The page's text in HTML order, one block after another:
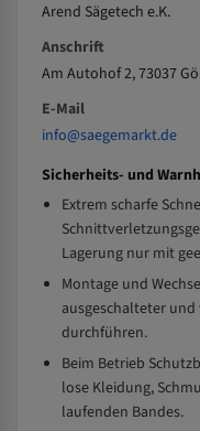
Arend Sägetech e.K.
Anschrift
Am Autohof 2, 73037
E-Mail
info@saegemarkt.de
Sicherheits- und
Extrem scharfe
Lagerung nur mit
Montage und
ausgeschalteter
durchführen.
Beim Betrieb
lose Kleidung,
laufenden Bandes.